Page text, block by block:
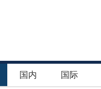
国内 国际